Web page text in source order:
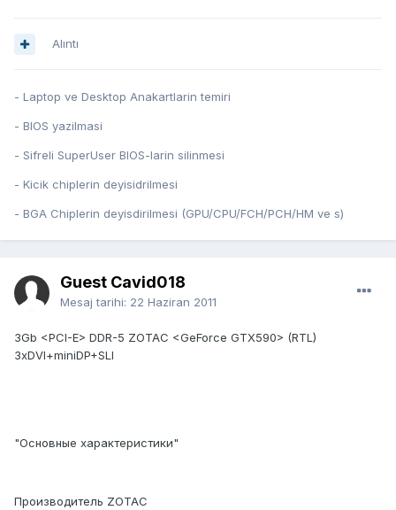
Alıntı
- Laptop ve Desktop Anakartlarin temiri
- BIOS yazilmasi
- Sifreli SuperUser BIOS-larin silinmesi
- Kicik chiplerin deyisidrilmesi
- BGA Chiplerin deyisdirilmesi (GPU/CPU/FCH/PCH/HM ve s)
Guest Cavid018
Mesaj tarihi: 22 Haziran 2011
3Gb <PCI-E> DDR-5 ZOTAC <GeForce GTX590> (RTL)
3xDVI+miniDP+SLI
"Основные характеристики"
Производитель ZOTAC